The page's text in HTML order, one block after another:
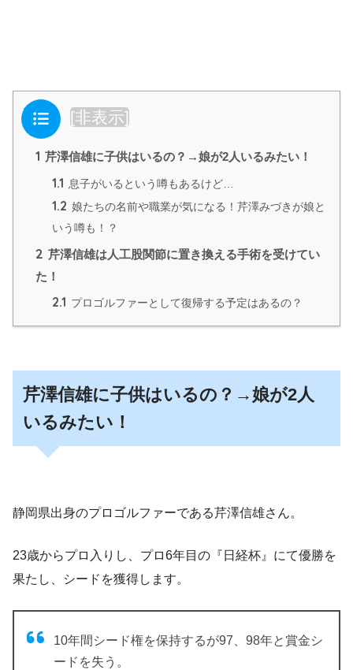
目次 [非表示]
1 芹澤信雄に子供はいるの？→娘が2人いるみたい！
1.1 息子がいるという噂もあるけど…
1.2 娘たちの名前や職業が気になる！芹澤みづきが娘と
いう噂も！？
2 芹澤信雄は人工股関節に置き換える手術を受けてい
た！
2.1 プロゴルファーとして復帰する予定はあるの？
芹澤信雄に子供はいるの？→娘が2人
いるみたい！
静岡県出身のプロゴルファーである芹澤信雄さん。
23歳からプロ入りし、プロ6年目の『日経杯』にて優勝を
果たし、シードを獲得します。
10年間シード権を保持するが97、98年と賞金シ
ードを失う。